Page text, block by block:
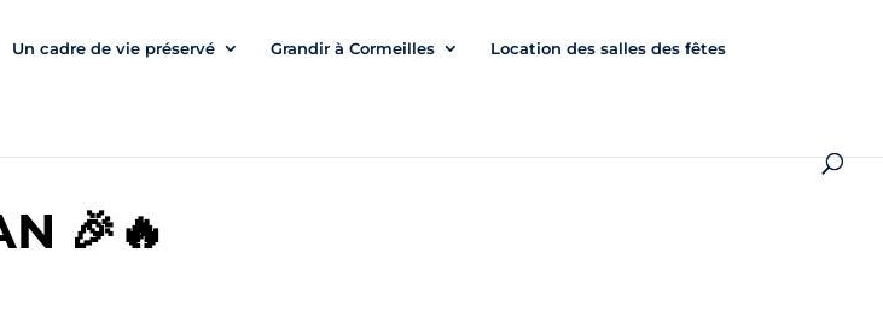
Un cadre de vie préservé Grandir à Cormeilles Location des salles des fêtes
🎉🔥